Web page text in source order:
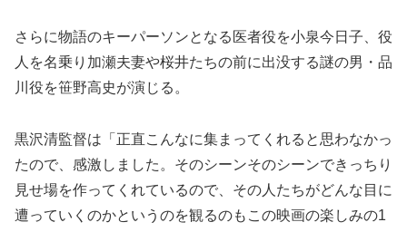
さらに物語のキーパーソンとなる医者役を小泉今日子、役
人を名乗り加瀬夫妻や桜井たちの前に出没する謎の男・品
川役を笹野高史が演じる。
黒沢清監督は「正直こんなに集まってくれると思わなかっ
たので、感激しました。そのシーンそのシーンできっちり
見せ場を作ってくれているので、その人たちがどんな目に
遭っていくのかというのを観るのもこの映画の楽しみの1